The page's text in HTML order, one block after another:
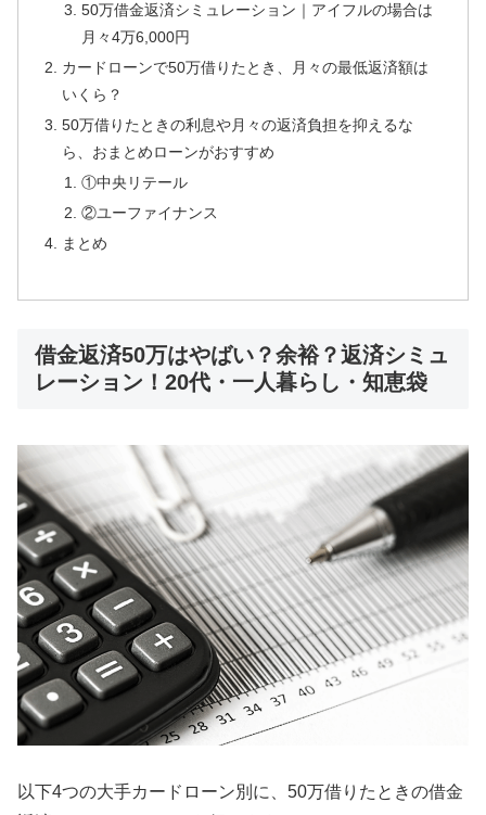
50万借金返済シミュレーション｜アイフルの場合は
月々4万6,000円
カードローンで50万借りたとき、月々の最低返済額は
いくら？
50万借りたときの利息や月々の返済負担を抑えるな
ら、おまとめローンがおすすめ
①中央リテール
②ユーファイナンス
まとめ
借金返済50万はやばい？余裕？返済シミュ
レーション！20代・一人暮らし・知恵袋
以下4つの大手カードローン別に、50万借りたときの借金